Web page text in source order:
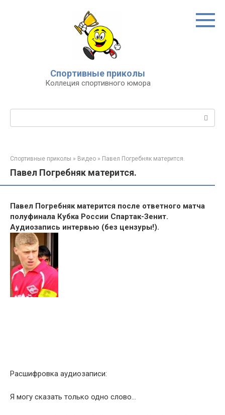
Спортивные приколы
Коллеция спортивного юмора
Спортивные приколы » Видео » Павел Погребняк матерится.
Павел Погребняк матерится.
Павел Погребняк матерится после ответного матча
полуфинала Кубка России Спартак-Зенит.
Аудиозапись интервью (без цензуры!).
Расшифровка аудиозаписи:
Я могу сказать только одно слово…